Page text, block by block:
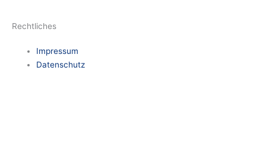
a
c
e
n
k
Rechtliches
Impressum
Datenschutz